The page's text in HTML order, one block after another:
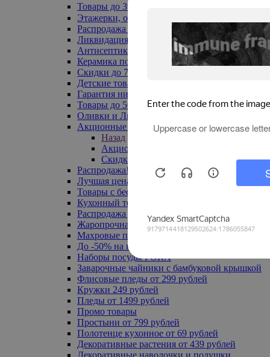
Товары до 399₽
Этажерки, обувницы
Распродажа текстиля до -50%
Ликвидация до -70%
Антисептики
Керамика по 129 руб
Скидки до 70%
Детские товары
Гарантия низкой цены
Товары до 500 руб
Оливки и Лимоны
Акционные товары
Назад
Акционные товары
Скидка 20% по промокоду
Распродажа! Ульяновск до -70%
Лучшая цена
Товары с бесплатной доставкой
Кухонный текстиль
Распродажа до -50%
Жаропрочная посуда
Махровые полотенца
До -50% на ковры
Наборы посуды FORA
Заварочные чайники с бамбуковой крышкой
Флисовые пледы от 299 рублей
Кружки 249 рублей
Пледы от 1499 рублей
Промо товары
Простыни от 799 рублей
Полотенце кухонное от 69 рублей
Декоративные растения от 439 рублей
Декоративные наволочки и подушки